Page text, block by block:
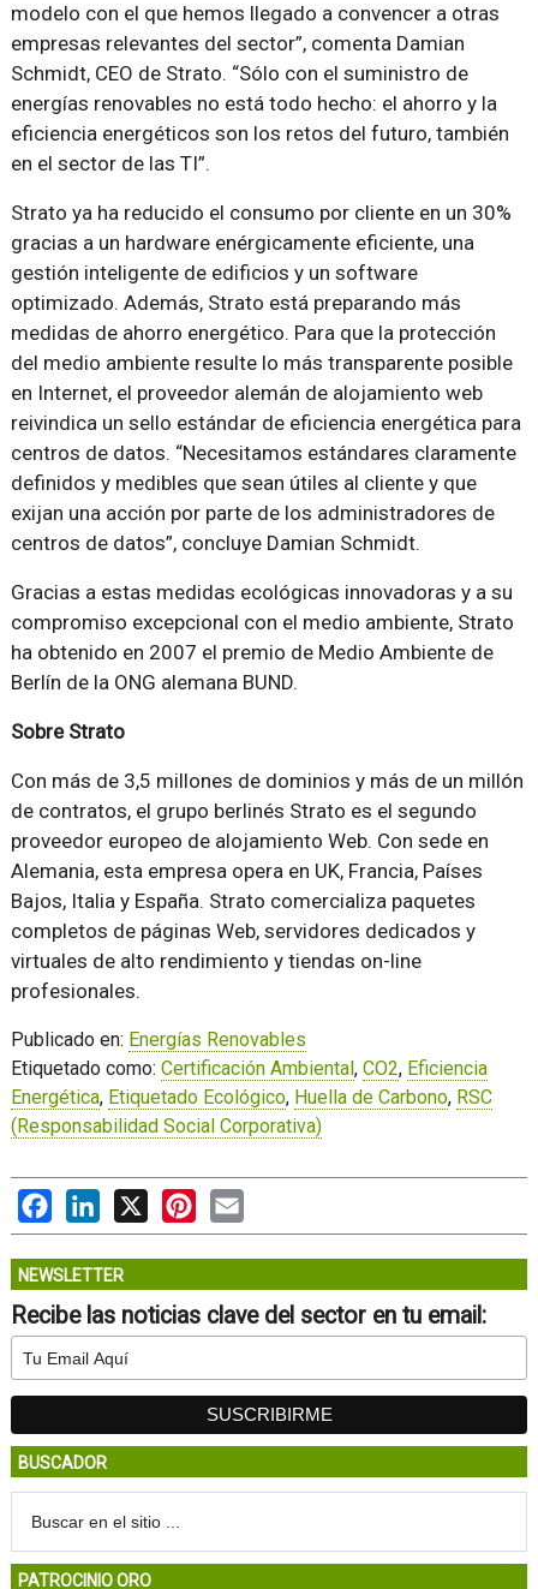
modelo con el que hemos llegado a convencer a otras
empresas relevantes del sector”, comenta Damian
Schmidt, CEO de Strato. “Sólo con el suministro de
energías renovables no está todo hecho: el ahorro y la
eficiencia energéticos son los retos del futuro, también
en el sector de las TI”.
Strato ya ha reducido el consumo por cliente en un 30%
gracias a un hardware enérgicamente eficiente, una
gestión inteligente de edificios y un software
optimizado. Además, Strato está preparando más
medidas de ahorro energético. Para que la protección
del medio ambiente resulte lo más transparente posible
en Internet, el proveedor alemán de alojamiento web
reivindica un sello estándar de eficiencia energética para
centros de datos. “Necesitamos estándares claramente
definidos y medibles que sean útiles al cliente y que
exijan una acción por parte de los administradores de
centros de datos”, concluye Damian Schmidt.
Gracias a estas medidas ecológicas innovadoras y a su
compromiso excepcional con el medio ambiente, Strato
ha obtenido en 2007 el premio de Medio Ambiente de
Berlín de la ONG alemana BUND.
Sobre Strato
Con más de 3,5 millones de dominios y más de un millón
de contratos, el grupo berlinés Strato es el segundo
proveedor europeo de alojamiento Web. Con sede en
Alemania, esta empresa opera en UK, Francia, Países
Bajos, Italia y España. Strato comercializa paquetes
completos de páginas Web, servidores dedicados y
virtuales de alto rendimiento y tiendas on-line
profesionales.
Publicado en: Energías Renovables
Etiquetado como: Certificación Ambiental, CO2, Eficiencia
Energética, Etiquetado Ecológico, Huella de Carbono, RSC
(Responsabilidad Social Corporativa)
FacebookLinkedIn
X PinterestEmail
NEWSLETTER
Recibe las noticias clave del sector en tu email:
BUSCADOR
PATROCINIO ORO